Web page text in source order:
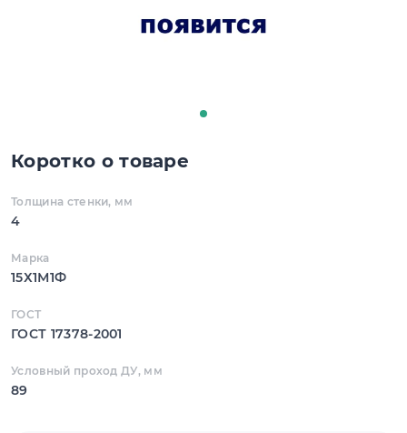
Коротко о товаре
Толщина стенки, мм
4
Марка
15Х1М1Ф
ГОСТ
ГОСТ 17378-2001
Условный проход ДУ, мм
89